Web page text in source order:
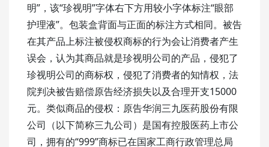
明”，该“珍视明”字体右下方用较小字体标注“眼部
护理液”。包装盒背面与正面的标注方式相同。被告
在其产品上标注被侵权商标的行为会让消费者产生
误会，认为其商品就是珍视明公司的产品，侵犯了
珍视明公司的商标权，侵犯了消费者的知情权，法
院判决被告赔偿原告经济损失以及合理开支15000
元。类似商品的侵权：原告华润三九医药股份有限
公司（以下简称三九公司）是国有控股医药上市公
司，拥有的“999”商标已在国家工商行政管理总局